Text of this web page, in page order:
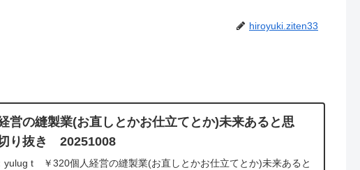
hiroyuki.ziten33
営の縫製業(お直しとかお仕立てとか)未来あると思
り抜き 20251008
yulug t ￥320個人経営の縫製業(お直しとかお仕立てとか)未来あると